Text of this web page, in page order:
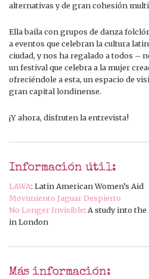
alternativas y de gran cohesión
Ella baila con grupos de danza
a eventos que celebran la cultura
ciudad, y nos ha regalado a todos –
un festival que celebra a la mujer
ofreciéndole a esta, un espacio de
gran capital londinense.
¡Y ahora, disfruten la entrevista!
Información útil:
LAWA: Latin American Women’s Aid
Movimiento Jaguar Despierto
No Longer Invisible: A study into
in London
Más información: